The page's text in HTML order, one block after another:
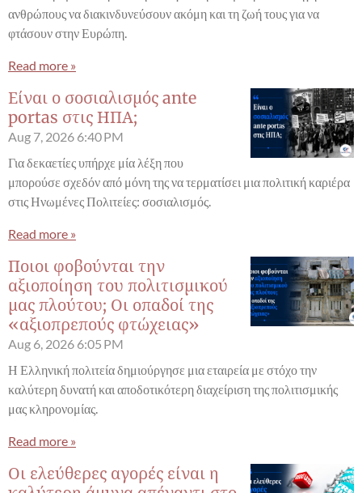
ανθρώπους να διακινδυνεύσουν ακόμη και τη ζωή τους για να
φτάσουν στην Ευρώπη.
Read more »
Είναι ο σοσιαλισμός ante
portas στις ΗΠΑ;
Aug 7, 2026 6:40 PM
Για δεκαετίες υπήρχε μία λέξη που
μπορούσε σχεδόν από μόνη της να τερματίσει μια πολιτική καριέρα
στις Ηνωμένες Πολιτείες: σοσιαλισμός.
Read more »
Ποιοι φοβούνται την
αξιοποίηση του πολιτισμικού
μας πλούτου; Οι οπαδοί της
«αξιοπρεπούς φτώχειας»
Aug 6, 2026 6:05 PM
Η Ελληνική πολιτεία δημιούργησε μια εταιρεία με στόχο την
καλύτερη δυνατή και αποδοτικότερη διαχείριση της πολιτισμικής
μας κληρονομίας.
Read more »
Οι ελεύθερες αγορές είναι η